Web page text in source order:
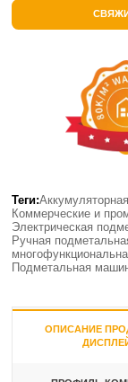
Теги:
Коммерческие и
Электрическая
Ручная
Подметальная
ОПИСАНИЕ